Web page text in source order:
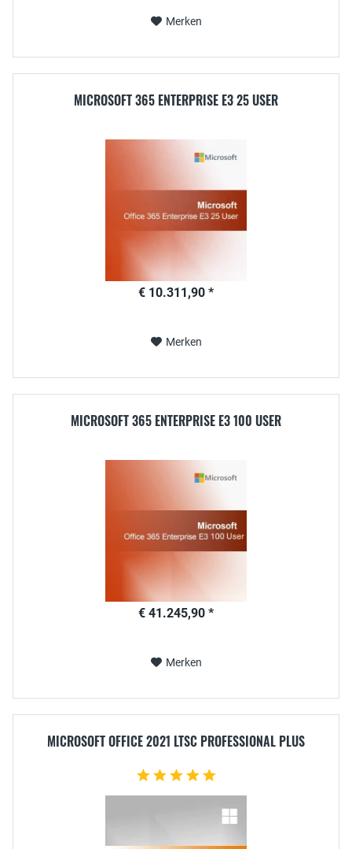
Merken
MICROSOFT 365 ENTERPRISE E3 25 USER
€ 10.311,90 *
Merken
MICROSOFT 365 ENTERPRISE E3 100 USER
€ 41.245,90 *
Merken
MICROSOFT OFFICE 2021 LTSC PROFESSIONAL PLUS